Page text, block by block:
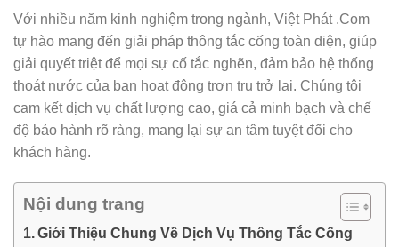
Với nhiều năm kinh nghiệm trong ngành, Việt Phát .Com
tự hào mang đến giải pháp thông tắc cống toàn diện, giúp
giải quyết triệt để mọi sự cố tắc nghẽn, đảm bảo hệ thống
thoát nước của bạn hoạt động trơn tru trở lại. Chúng tôi
cam kết dịch vụ chất lượng cao, giá cả minh bạch và chế
độ bảo hành rõ ràng, mang lại sự an tâm tuyệt đối cho
khách hàng.
Nội dung trang
Giới Thiệu Chung Về Dịch Vụ Thông Tắc Cống